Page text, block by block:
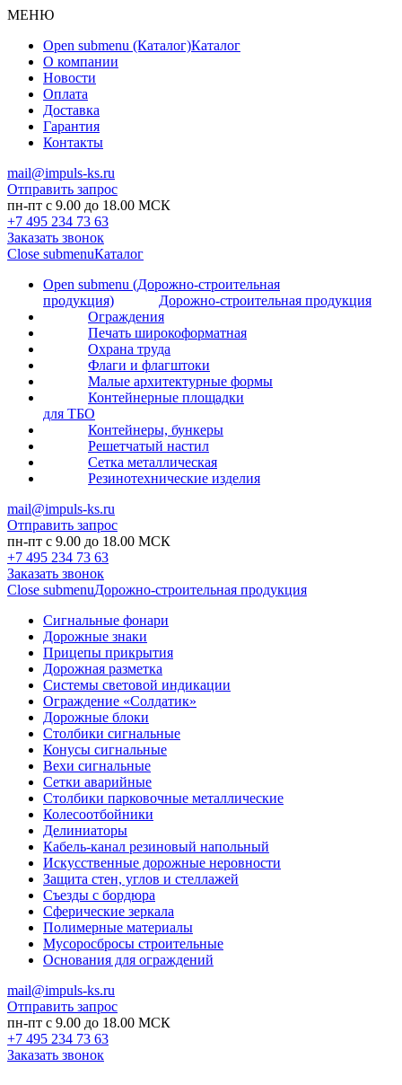
МЕНЮ
Open submenu (Каталог)Каталог
О компании
Новости
Оплата
Доставка
Гарантия
Контакты
mail@impuls-ks.ru
Отправить запрос
пн-пт с 9.00 до 18.00 МСК
+7 495 234 73 63
Заказать звонок
Close submenuКаталог
Open submenu (Дорожно-строительная
продукция)
Дорожно-строительная продукция
Ограждения
Печать широкоформатная
Охрана труда
Флаги и флагштоки
Малые архитектурные формы
Контейнерные площадки
для ТБО
Контейнеры, бункеры
Решетчатый настил
Сетка металлическая
Резинотехнические изделия
mail@impuls-ks.ru
Отправить запрос
пн-пт с 9.00 до 18.00 МСК
+7 495 234 73 63
Заказать звонок
Close submenuДорожно-строительная продукция
Сигнальные фонари
Дорожные знаки
Прицепы прикрытия
Дорожная разметка
Системы световой индикации
Ограждение «Солдатик»
Дорожные блоки
Столбики сигнальные
Конусы сигнальные
Вехи сигнальные
Сетки аварийные
Столбики парковочные металлические
Колесоотбойники
Делиниаторы
Кабель-канал резиновый напольный
Искусственные дорожные неровности
Защита стен, углов и стеллажей
Съезды с бордюра
Сферические зеркала
Полимерные материалы
Мусоросбросы строительные
Основания для ограждений
mail@impuls-ks.ru
Отправить запрос
пн-пт с 9.00 до 18.00 МСК
+7 495 234 73 63
Заказать звонок